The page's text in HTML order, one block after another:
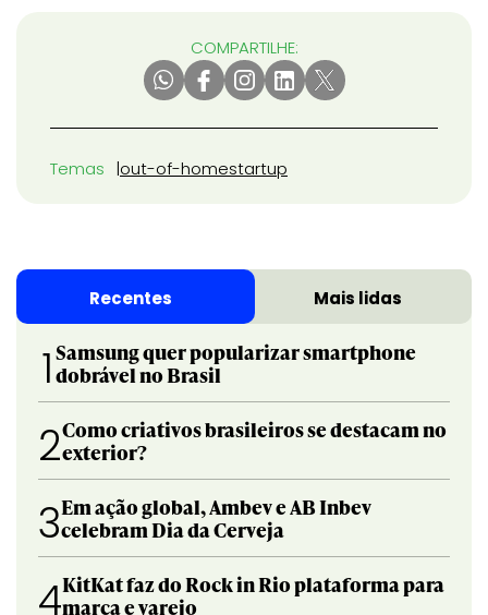
COMPARTILHE:
Temas out-of-homestartup
Recentes Mais lidas
1 Samsung quer popularizar smartphone
dobrável no Brasil
2Como criativos brasileiros se destacam no
exterior?
3Em ação global, Ambev e AB Inbev
celebram Dia da Cerveja
4KitKat faz do Rock in Rio plataforma para
marca e varejo